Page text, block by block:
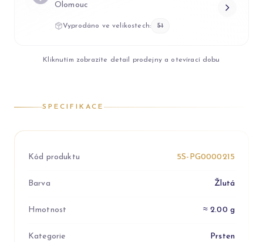
Olomouc
Vyprodáno ve velikostech: 51
Kliknutím zobrazíte detail prodejny a otevírací dobu
SPECIFIKACE
Kód produktu 5S-PG0000215
Barva Žlutá
Hmotnost ≈ 2.00 g
Kategorie Prsten